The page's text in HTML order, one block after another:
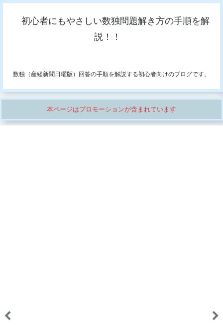
初心者にもやさしい数独問題解き方の手順を解
説！！
数独（産経新聞日曜版）回答の手順を解説する初心者向けのブログです。
本ページはプロモーションが含まれています